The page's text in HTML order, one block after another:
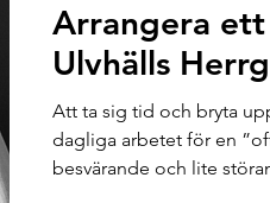
Arrangera
Ulvhälls
Att ta sig tid och bryta
dagliga arbetet för en
besvärande och lite